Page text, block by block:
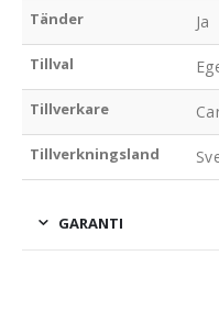
Tänder Ja
Tillval
Tillverkare
Tillverkningsland
GARANTI